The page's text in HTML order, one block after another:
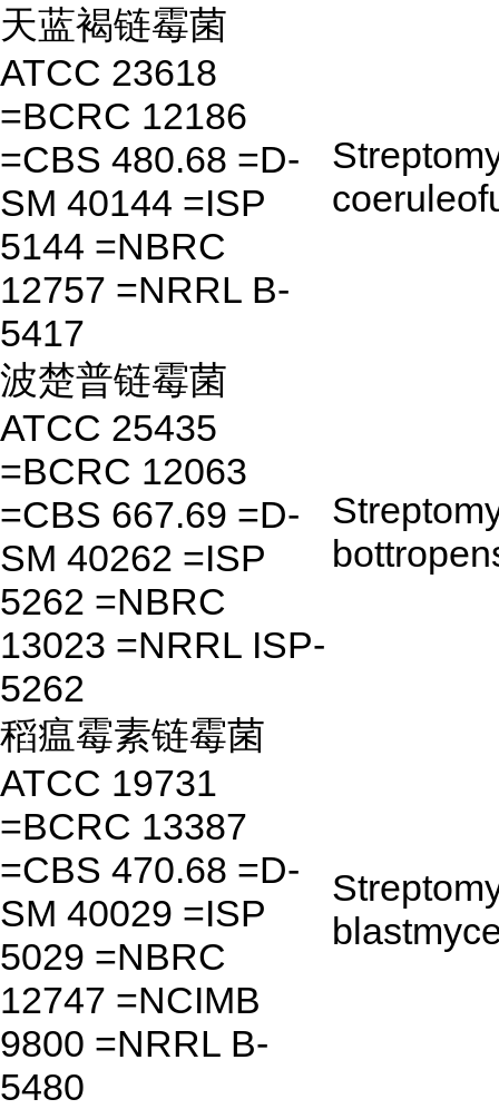
天蓝褐链霉菌
ATCC 23618
=BCRC 12186
=CBS 480.68 =D-
SM 40144 =ISP
5144 =NBRC
12757 =NRRL B-
5417
波楚普链霉菌
ATCC 25435
=BCRC 12063
=CBS 667.69 =D-
SM 40262 =ISP
5262 =NBRC
13023 =NRRL ISP-
5262
稻瘟霉素链霉菌
ATCC 19731
=BCRC 13387
=CBS 470.68 =D-
SM 40029 =ISP
5029 =NBRC
12747 =NCIMB
9800 =NRRL B-
5480